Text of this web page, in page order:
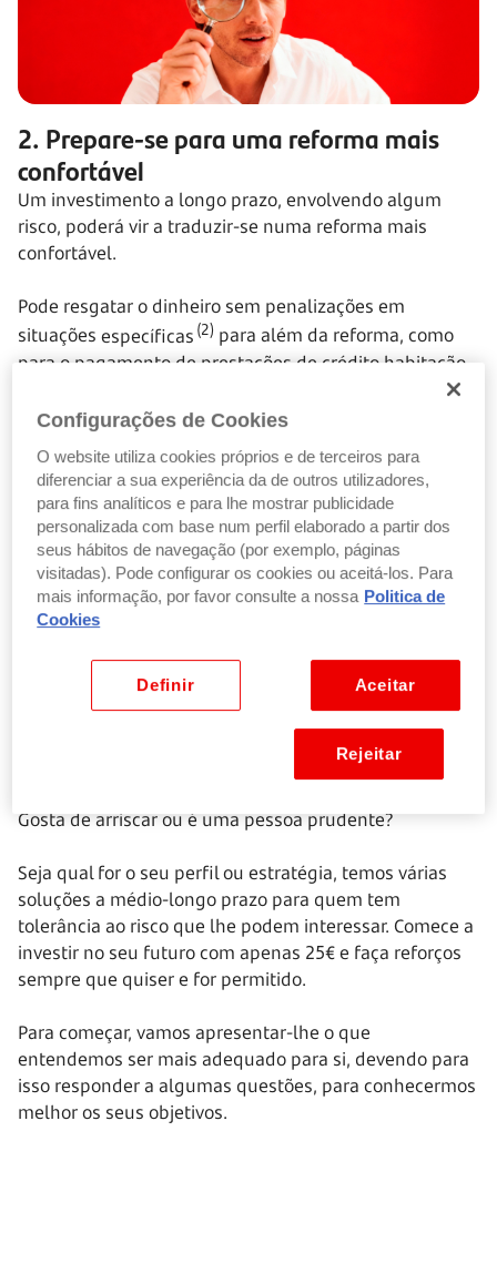
2. Prepare-se para uma reforma mais
confortável
Um investimento a longo prazo, envolvendo algum
risco, poderá vir a traduzir-se numa reforma mais
confortável.
Pode resgatar o dinheiro sem penalizações em
situações específicas (2) para além da reforma, como
para o pagamento de prestações de crédito habitação,
Ver situações específicas de resgate
Faça um investimento à sua
Gosta de arriscar ou é uma pessoa prudente?
Seja qual for o seu perfil ou estratégia, temos várias
soluções a médio-longo prazo para quem tem
tolerância ao risco que lhe podem interessar. Comece a
investir no seu futuro com apenas 25€ e faça reforços
sempre que quiser e for permitido.
Para começar, vamos apresentar-lhe o que
entendemos ser mais adequado para si, devendo para
isso responder a algumas questões, para conhecermos
melhor os seus objetivos.
Configurações de Cookies
O website utiliza cookies próprios e de terceiros para
diferenciar a sua experiência da de outros utilizadores,
para fins analíticos e para lhe mostrar publicidade
personalizada com base num perfil elaborado a partir dos
seus hábitos de navegação (por exemplo, páginas
visitadas). Pode configurar os cookies ou aceitá-los. Para
mais informação, por favor consulte a nossa Politica de
Cookies
Aceitar
Definir
Rejeitar